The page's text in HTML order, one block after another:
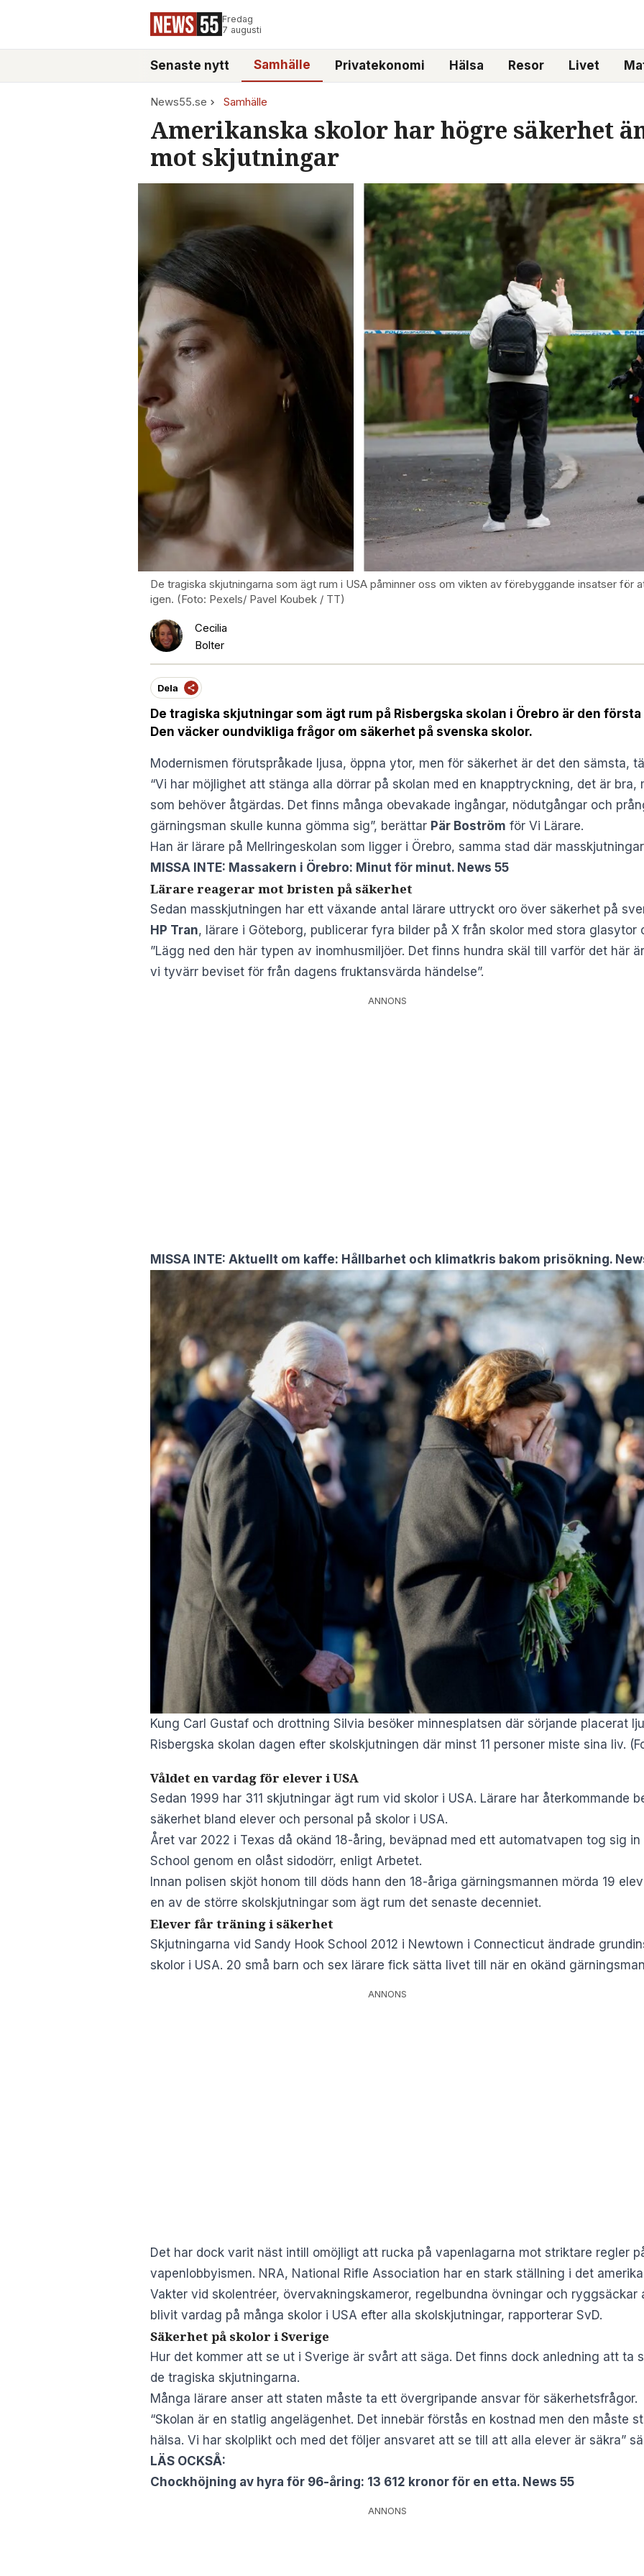
Fredag
7 augusti
Senaste nytt Samhälle Privatekonomi Hälsa Resor Livet
News55.se Samhälle
Amerikanska skolor har högre säkerhet
mot skjutningar
De tragiska skjutningarna som ägt rum i USA påminner oss om vikten av förebyggande insatser för
igen. (Foto: Pexels/ Pavel Koubek / TT)
Cecilia
Bolter
Dela
De tragiska skjutningar som ägt rum på Risbergska skolan i Örebro är den
Den väcker oundvikliga frågor om säkerhet på svenska skolor.
Modernismen förutspråkade ljusa, öppna ytor, men för säkerhet är det den sämsta,
“Vi har möjlighet att stänga alla dörrar på skolan med en knapptryckning, det är
som behöver åtgärdas. Det finns många obevakade ingångar, nödutgångar och
gärningsman skulle kunna gömma sig”, berättar Pär Boström för Vi Lärare.
Han är lärare på Mellringeskolan som ligger i Örebro, samma stad där
MISSA INTE: Massakern i Örebro: Minut för minut. News 55
Lärare reagerar mot bristen på säkerhet
Sedan masskjutningen har ett växande antal lärare uttryckt oro över säkerhet på
HP Tran, lärare i Göteborg, publicerar fyra bilder på X från skolor med stora glasytor
”Lägg ned den här typen av inomhusmiljöer. Det finns hundra skäl till varför det här
vi tyvärr beviset för från dagens fruktansvärda händelse”.
ANNONS
MISSA INTE: Aktuellt om kaffe: Hållbarhet och klimatkris bakom prisökning.
Kung Carl Gustaf och drottning Silvia besöker minnesplatsen där sörjande placerat
Risbergska skolan dagen efter skolskjutningen där minst 11 personer miste sina liv.
Våldet en vardag för elever i USA
Sedan 1999 har 311 skjutningar ägt rum vid skolor i USA. Lärare har återkommande
säkerhet bland elever och personal på skolor i USA.
Året var 2022 i Texas då okänd 18-åring, beväpnad med ett automatvapen tog sig in
School genom en olåst sidodörr, enligt Arbetet.
Innan polisen skjöt honom till döds hann den 18-åriga gärningsmannen mörda 19
en av de större skolskjutningar som ägt rum det senaste decenniet.
Elever får träning i säkerhet
Skjutningarna vid Sandy Hook School 2012 i Newtown i Connecticut ändrade
skolor i USA. 20 små barn och sex lärare fick sätta livet till när en okänd
ANNONS
Det har dock varit näst intill omöjligt att rucka på vapenlagarna mot striktare regler
vapenlobbyismen. NRA, National Rifle Association har en stark ställning i det
Vakter vid skolentréer, övervakningskameror, regelbundna övningar och
blivit vardag på många skolor i USA efter alla skolskjutningar, rapporterar SvD.
Säkerhet på skolor i Sverige
Hur det kommer att se ut i Sverige är svårt att säga. Det finns dock anledning att ta
de tragiska skjutningarna.
Många lärare anser att staten måste ta ett övergripande ansvar för säkerhetsfrågor.
“Skolan är en statlig angelägenhet. Det innebär förstås en kostnad men den måste
hälsa. Vi har skolplikt och med det följer ansvaret att se till att alla elever är säkra”
LÄS OCKSÅ:
Chockhöjning av hyra för 96-åring: 13 612 kronor för en etta. News 55
ANNONS